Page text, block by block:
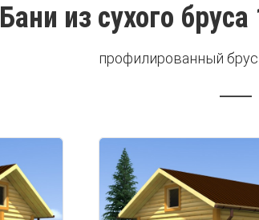
Бани из сухого
профилированный